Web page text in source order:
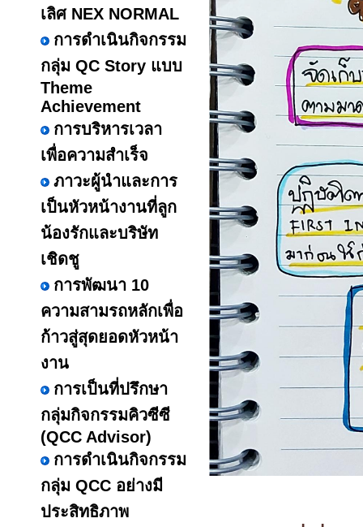
เลิศ NEX NORMAL
การดำเนินกิจกรรม
กลุ่ม QC Story แบบ
Theme
Achievement
การบริหารเวลา
เพื่อความสำเร็จ
ภาวะผู้นำและการ
เป็นหัวหน้างานที่ลูก
น้องรักและบริษัท
เชิดชู
การพัฒนา 10
ความสามรถหลักเพื่อ
ก้าวสู่สุดยอดหัวหน้า
งาน
การเป็นที่ปรึกษา
กลุ่มกิจกรรมคิวซีซี
(QCC Advisor)
การดำเนินกิจกรรม
กลุ่ม QCC อย่างมี
ประสิทธิภาพ